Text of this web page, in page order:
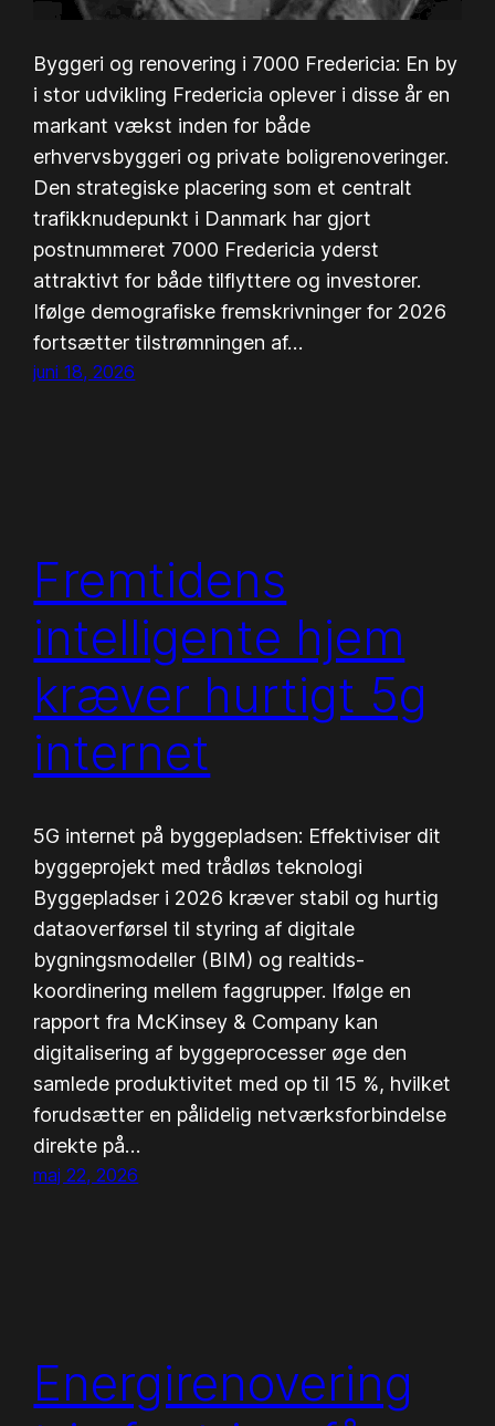
Byggeri og renovering i 7000 Fredericia: En by
i stor udvikling Fredericia oplever i disse år en
markant vækst inden for både
erhvervsbyggeri og private boligrenoveringer.
Den strategiske placering som et centralt
trafikknudepunkt i Danmark har gjort
postnummeret 7000 Fredericia yderst
attraktivt for både tilflyttere og investorer.
Ifølge demografiske fremskrivninger for 2026
fortsætter tilstrømningen af…
juni 18, 2026
Fremtidens
intelligente hjem
kræver hurtigt 5g
internet
5G internet på byggepladsen: Effektiviser dit
byggeprojekt med trådløs teknologi
Byggepladser i 2026 kræver stabil og hurtig
dataoverførsel til styring af digitale
bygningsmodeller (BIM) og realtids-
koordinering mellem faggrupper. Ifølge en
rapport fra McKinsey & Company kan
digitalisering af byggeprocesser øge den
samlede produktivitet med op til 15 %, hvilket
forudsætter en pålidelig netværksforbindelse
direkte på…
maj 22, 2026
Energirenovering